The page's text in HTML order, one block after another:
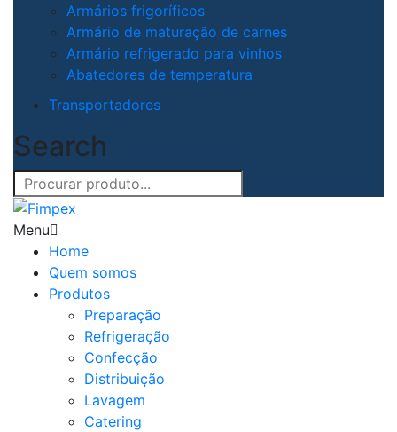
Armários frigoríficos
Armário de maturação de carnes
Armário refrigerado para vinhos
Abatedores de temperatura
Transportadores
Search
Menu
Home
Quem somos
Produtos
Preparação
Refrigeração
Confecção
Distribuição
Lavagem
Catering